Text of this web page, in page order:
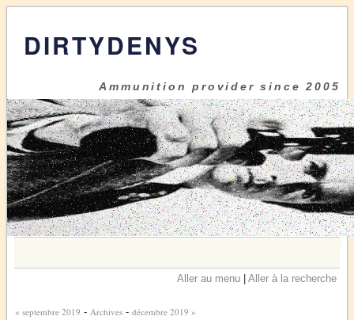
DIRTYDENYS
Ammunition provider since 2005
Aller au menu |Aller à la recherche
« septembre 2019 -Archives -décembre 2019 »